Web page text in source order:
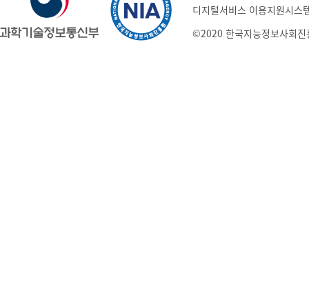
디지털서비스 이용지원시스
©2020 한국지능정보사회진